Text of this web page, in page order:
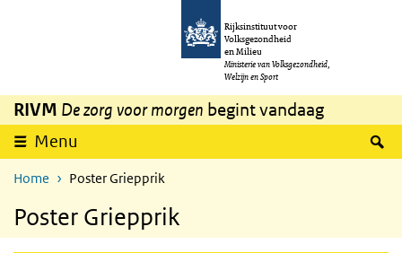
Overslaan en naar de inhoud gaan
Rijksinstituut voor
Volksgezondheid
en Milieu
Ministerie van Volksgezondheid,
Welzijn en Sport
RIVM De zorg voor morgen begint vandaag
Menu
Home Poster Griepprik
Poster Griepprik